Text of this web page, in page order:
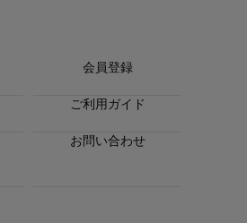
会員登録
ご利用ガイド
お問い合わせ